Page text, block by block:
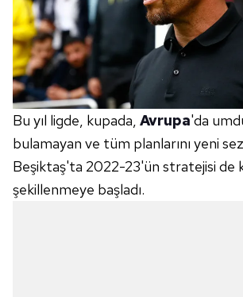
Bu yıl ligde, kupada, Avrupa'da
bulamayan ve tüm planlarını yeni
Beşiktaş'ta 2022-23'ün stratejisi de
şekillenmeye başladı.